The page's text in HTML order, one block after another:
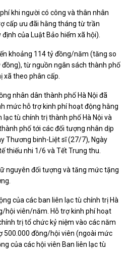
khi người có công và thân nhân
cấp ưu đãi hằng tháng từ trần
của Luật Bảo hiểm xã hội).
khoảng 114 tỷ đồng/năm (tăng so
từ nguồn ngân sách thành phố
xã theo phân cấp.
nhân dân thành phố Hà Nội đã
mức hỗ trợ kinh phí hoạt động hằng
lạc tù chính trị thành phố Hà Nội và
phố tới các đối tượng nhân dịp
Thương binh-Liệt sĩ (27/7), Ngày
thiếu nhi 1/6 và Tết Trung thu.
nguyên đối tượng và tăng mức tặng
của các ban liên lạc tù chính trị Hà
hội viên/năm. Hỗ trợ kinh phí hoạt
trị tổ chức kỷ niệm vào các năm
500.000 đồng/hội viên (ngoài mức
của các hội viên Ban liên lạc tù